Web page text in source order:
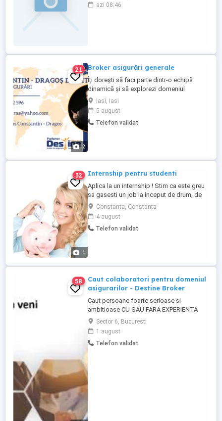
accidentelor rutiere sau de munca.
azi 08:46
2
21 Broker asigurări generale
Îți dorești să faci parte dintr-o echipă
dinamică și să explorezi domeniul
asigurărilor? Caut persoane pasionate și
dornice să se alăture echipei mele în
calitate de colaboratori. Dacă îți dorești un
venit suplimentar, împreună cu un program
Iasi, Iasi
5 august
Telefon validat
1
32 Internship pentru studenti
Aplica la un internship ! Stim ca este greu
sa gasesti un job la inceput de drum, de
accea suntem aici pentru tine. Cautam
consultanti entuziasti care sa raspunda cu
zambetul pe buze clientilor! Vrei sa faci
parte dintr-o echipa dinamica, in care sa te
Constanta, Constanta
4 august
Telefon validat
58
Caut colaboratori pentru domeniul
asigurarilor - Destine Broker
Caut persoane foarte serioase si
ambitioase CU SAU FARA EXPERIENTA
pentru a lucra in domeniul asigurarilor in
cadrul companiei Destine Broker pentru
postul de Consultant Asigurari. Puteti afla
mai multe despre aceasta societate direct
Sector 6, Bucuresti
1 august
Telefon validat